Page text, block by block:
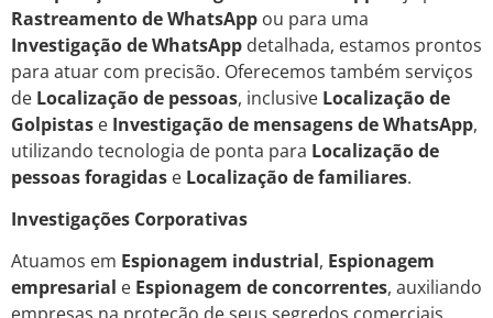
Rastreamento de WhatsApp ou para uma
Investigação de WhatsApp detalhada, estamos prontos
para atuar com precisão. Oferecemos também serviços
de Localização de pessoas, inclusive Localização de
Golpistas e Investigação de mensagens de WhatsApp,
utilizando tecnologia de ponta para Localização de
pessoas foragidas e Localização de familiares.
Investigações Corporativas
Atuamos em Espionagem industrial, Espionagem
empresarial e Espionagem de concorrentes, auxiliando